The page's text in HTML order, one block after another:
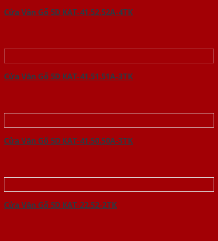
Cửa Vân Gỗ 5D KAT-41.52.52A-4TK
Cửa Vân Gỗ 5D KAT-41.51.51A-3TK
Cửa Vân Gỗ 5D KAT-41.50.50A-3TK
Cửa Vân Gỗ 5D KAT-22.52-2TK